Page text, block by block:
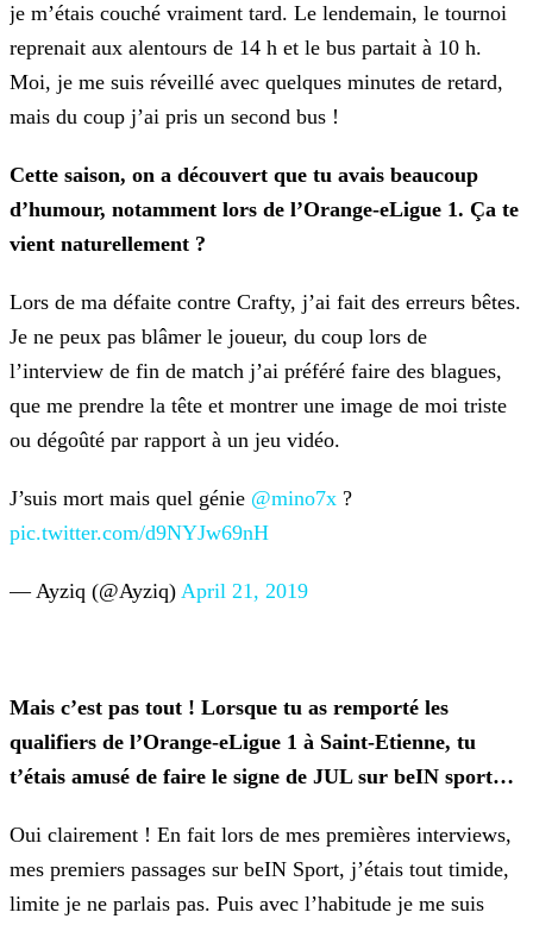
je m’étais couché vraiment tard. Le lendemain, le tournoi
reprenait aux alentours de 14 h et le bus partait à 10 h.
Moi, je me suis réveillé avec quelques minutes de retard,
mais du coup j’ai pris un second bus !
Cette saison, on a découvert que tu avais beaucoup
d’humour, notamment lors de l’Orange-eLigue 1. Ça te
vient naturellement ?
Lors de ma défaite contre Crafty, j’ai fait des erreurs bêtes.
Je ne peux pas blâmer le joueur, du coup lors de
l’interview de fin de match j’ai préféré faire des blagues,
que me prendre la tête et montrer une image de moi triste
ou dégoûté par rapport à un jeu vidéo.
J’suis mort mais quel génie @mino7x ?
pic.twitter.com/d9NYJw69nH
— Ayziq (@Ayziq) April 21, 2019
Mais c’est pas tout ! Lorsque tu as remporté les
qualifiers de l’Orange-eLigue 1 à Saint-Etienne, tu
t’étais amusé de faire le signe de JUL sur beIN sport…
Oui clairement ! En fait lors de mes premières interviews,
mes premiers passages sur beIN Sport, j’étais tout timide,
limite je ne parlais pas. Puis avec l’habitude je me suis